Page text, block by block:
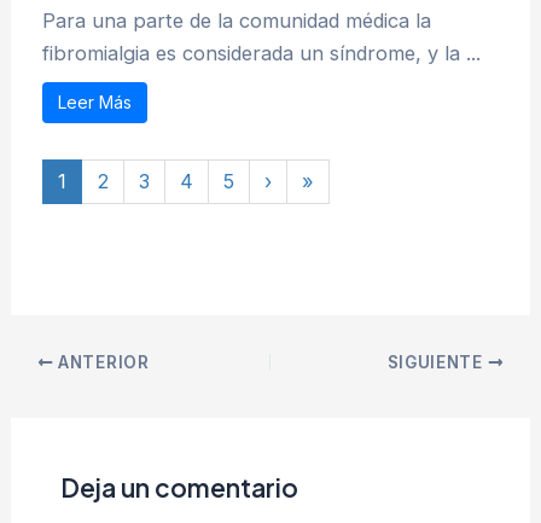
Para una parte de la comunidad médica la
fibromialgia es considerada un síndrome, y la ...
Leer Más
1 2 3 4 5 › »
ANTERIOR SIGUIENTE
Deja un comentario